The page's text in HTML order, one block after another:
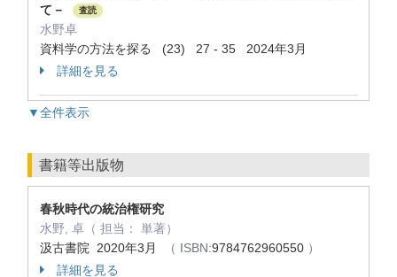
て－
査読
水野卓
資料学の方法を探る (23) 27 - 35 2024年3月
詳細を見る
▼全件表示
書籍等出版物
春秋時代の統治権研究
水野, 卓（ 担当： 単著）
汲古書院 2020年3月
（ ISBN:9784762960550 ）
詳細を見る